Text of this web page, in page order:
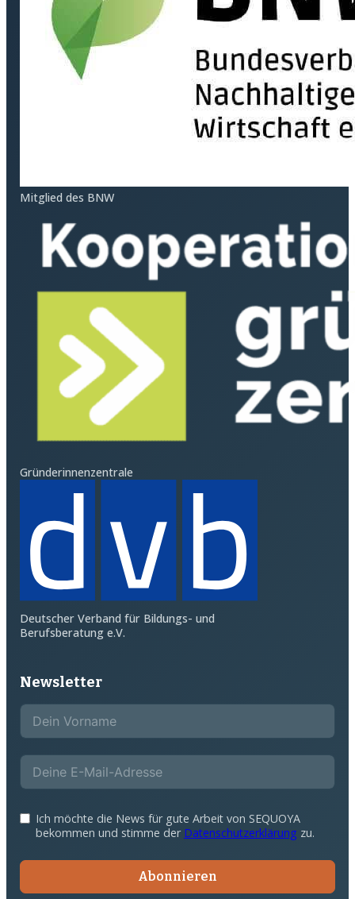
Mitglied des BNW
Gründerinnenzentrale
Deutscher Verband für Bildungs- und
Berufsberatung e.V.
Newsletter
Ich möchte die News für gute Arbeit von SEQUOYA
bekommen und stimme der Datenschutzerklärung zu.
Abonnieren